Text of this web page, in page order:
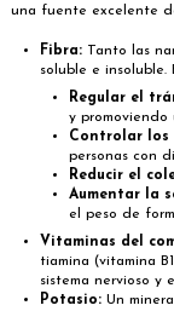
una fuente excelente
Fibra: Tanto las
soluble e insoluble.
Regular el
y promoviendo
Controlar los
personas con
Reducir el
Aumentar la
el peso de
Vitaminas del
tiamina (vitamina
sistema nervioso y
Potasio: Un